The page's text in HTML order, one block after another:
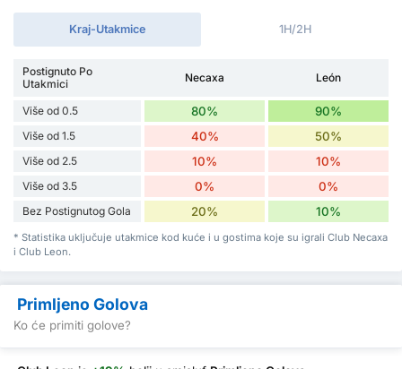
Kraj-Utakmice 1H/2H
Postignuto Po
Utakmici
Necaxa León
Više od 0.5 80% 90%
Više od 1.5 40% 50%
Više od 2.5 10% 10%
Više od 3.5 0% 0%
Bez Postignutog Gola 20% 10%
* Statistika uključuje utakmice kod kuće i u gostima koje su igrali Club Necaxa
i Club Leon.
Primljeno Golova
Ko će primiti golove?